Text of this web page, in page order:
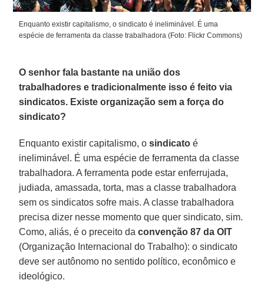
Enquanto existir capitalismo, o sindicato é ineliminável. É uma
espécie de ferramenta da classe trabalhadora (Foto: Flickr Commons)
O senhor fala bastante na união dos
trabalhadores e tradicionalmente isso é feito via
sindicatos. Existe organização sem a força do
sindicato?
Enquanto existir capitalismo, osindicato é
ineliminável. É uma espécie de ferramenta da classe
trabalhadora. A ferramenta pode estar enferrujada,
judiada, amassada, torta, mas a classe trabalhadora
sem os sindicatos sofre mais. A classe trabalhadora
precisa dizer nesse momento que quer sindicato, sim.
Como, aliás, é o preceito daconvenção 87 da OIT
(Organização Internacional do Trabalho): o sindicato
deve ser autônomo no sentido político, econômico e
ideológico.